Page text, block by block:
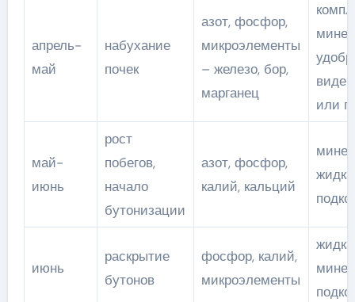
апрель-
май
набухание
почек
азот, фосфор,
микроэлементы
– железо, бор,
марганец
виде
или
май-
июнь
рост
побегов,
начало
бутонизации
азот, фосфор,
калий, кальций
июнь
раскрытие
бутонов
фосфор, калий,
микроэлементы